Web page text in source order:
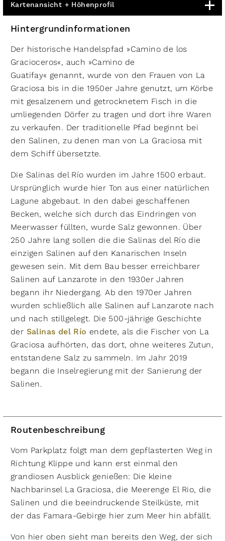
Kartenansicht + Höhenprofil
Hintergrundinformationen
Der historische Handelspfad »Camino de los
Gracioceros«, auch »Camino de
Guatifay« genannt, wurde von den Frauen von La
Graciosa bis in die 1950er Jahre genutzt, um Körbe
mit gesalzenem und getrocknetem Fisch in die
umliegenden Dörfer zu tragen und dort ihre Waren
zu verkaufen. Der traditionelle Pfad beginnt bei
den Salinen, zu denen man von La Graciosa mit
dem Schiff übersetzte.
Die Salinas del Río wurden im Jahre 1500 erbaut.
Ursprünglich wurde hier Ton aus einer natürlichen
Lagune abgebaut. In den dabei geschaffenen
Becken, welche sich durch das Eindringen von
Meerwasser füllten, wurde Salz gewonnen. Über
250 Jahre lang sollen die die Salinas del Río die
einzigen Salinen auf den Kanarischen Inseln
gewesen sein. Mit dem Bau besser erreichbarer
Salinen auf Lanzarote in den 1930er Jahren
begann ihr Niedergang. Ab den 1970er Jahren
wurden schließlich alle Salinen auf Lanzarote nach
und nach stillgelegt. Die 500-jährige Geschichte
der Salinas del Río endete, als die Fischer von La
Graciosa aufhörten, das dort, ohne weiteres Zutun,
entstandene Salz zu sammeln. Im Jahr 2019
begann die Inselregierung mit der Sanierung der
Salinen.
Routenbeschreibung
Vom Parkplatz folgt man dem gepflasterten Weg in
Richtung Klippe und kann erst einmal den
grandiosen Ausblick genießen: Die kleine
Nachbarinsel La Graciosa, die Meerenge El Rio, die
Salinen und die beeindruckende Steilküste, mit
der das Famara-Gebirge hier zum Meer hin abfällt.
Von hier oben sieht man bereits den Weg, der sich